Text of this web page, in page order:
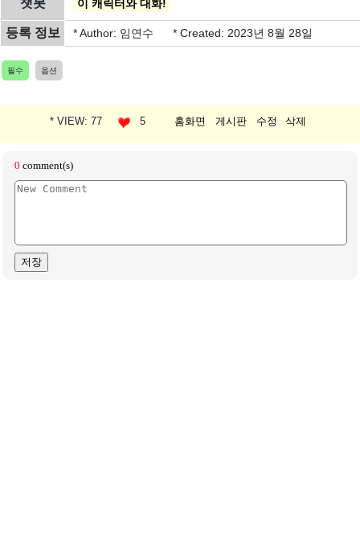
챗봇 이 캐릭터와 대화!
등록 정보 * Author: 임연수 * Created: 2023년 8월 28일
필수 옵션
* VIEW: 77 5 홈화면 게시판 수정 삭제